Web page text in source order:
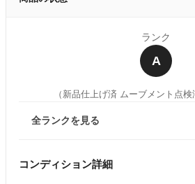
ランク
A
（新品仕上げ済 ムーブメント点検
全ランクを見る
コンディション詳細